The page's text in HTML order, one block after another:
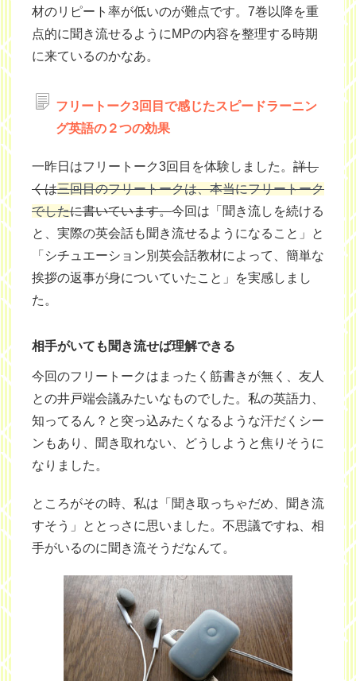
材のリピート率が低いのが難点です。7巻以降を重
点的に聞き流せるようにMPの内容を整理する時期
に来ているのかなあ。
フリートーク3回目で感じたスピードラーニン
グ英語の２つの効果
一昨日はフリートーク3回目を体験しました。 詳し
くは三回目のフリートークは、本当にフリートーク
でしたに書いています。今回は「聞き流しを続ける
と、実際の英会話も聞き流せるようになること」と
「シチュエーション別英会話教材によって、簡単な
挨拶の返事が身についていたこと」を実感しまし
た。
相手がいても聞き流せば理解できる
今回のフリートークはまったく筋書きが無く、友人
との井戸端会議みたいなものでした。私の英語力、
知ってるん？と突っ込みたくなるような汗だくシー
ンもあり、聞き取れない、どうしようと焦りそうに
なりました。
ところがその時、私は「聞き取っちゃだめ、聞き流
すそう」ととっさに思いました。不思議ですね、相
手がいるのに聞き流そうだなんて。